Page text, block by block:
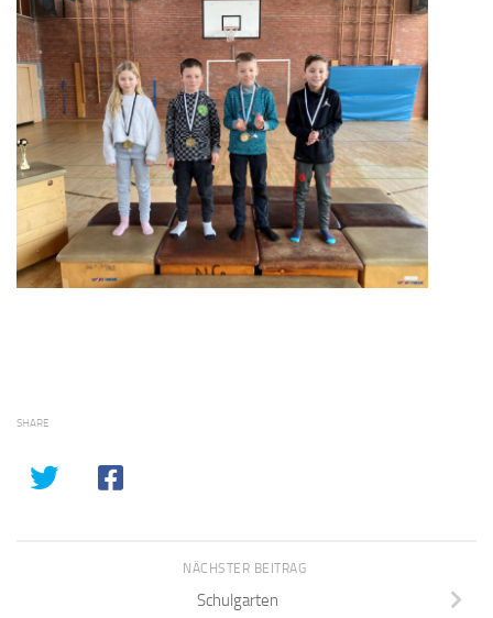
SHARE
NÄCHSTER BEITRAG
Schulgarten